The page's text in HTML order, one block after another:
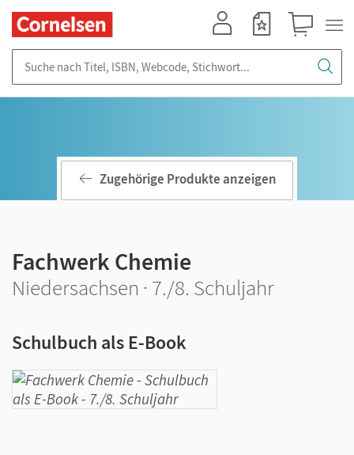
Zugehörige Produkte anzeigen
Fachwerk Chemie
Niedersachsen · 7./8. Schuljahr
Schulbuch als E-Book